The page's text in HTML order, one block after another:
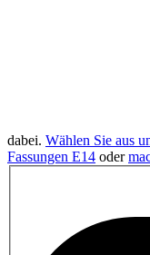
dabei. Wählen Sie aus
Fassungen E14 oder